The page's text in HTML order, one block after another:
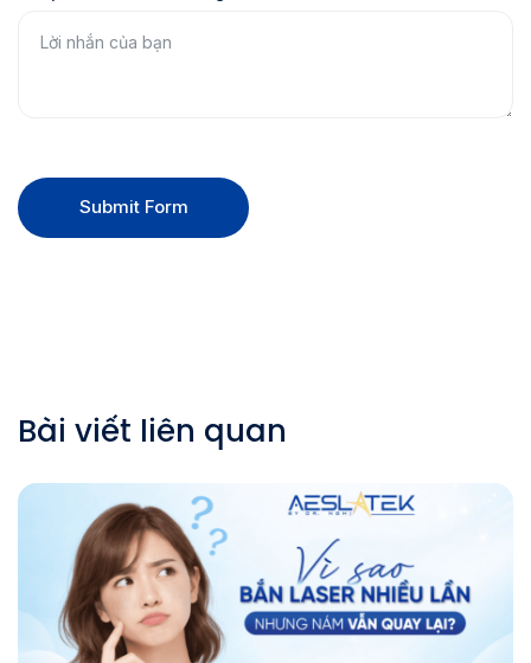
Submit Form
Bài viết liên quan